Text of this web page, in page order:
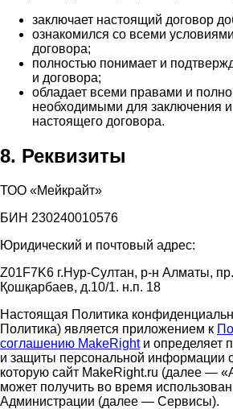
заключает настоящий договор
ознакомился со всеми
договора;
полностью понимает и
и договора;
обладает всеми правами и
необходимыми для заключения
настоящего договора.
8. Реквизиты
ТОО «Мейкрайт»
БИН 230240010576
Юридический и почтовый адрес:
Z01F7K6 г.Нур-Султан, р-н Алматы,
Қошқарбаев, д.10/1. н.п. 18
Настоящая Политика
Политика) является приложением к
соглашению MakeRightи определяет
и защиты персональной информации
которую сайт MakeRight.ru (далее —
может получить во время
Администрации (далее — Сервисы).